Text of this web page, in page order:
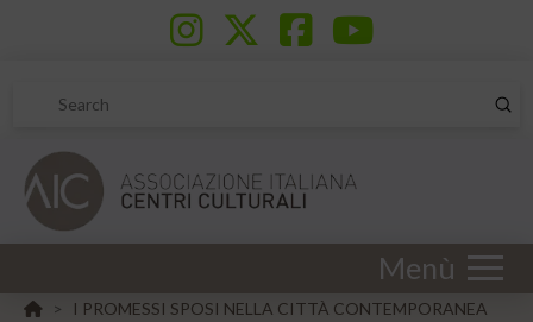
Search
Menù
HOME
> I PROMESSI SPOSI NELLA CITTÀ CONTEMPORANEA